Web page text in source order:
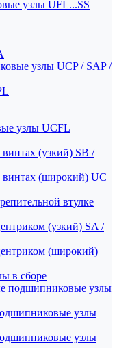
узлы UFL...SS
узлы UCP / SAP /
узлы UCFL
(узкий) SB /
(широкий) UC
втулке
(узкий) SA /
(широкий)
в сборе
подшипниковые узлы
узлы
узлы